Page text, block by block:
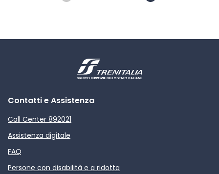
Contatti e Assistenza
Call Center 892021
Assistenza digitale
FAQ
Persone con disabilità e a ridotta